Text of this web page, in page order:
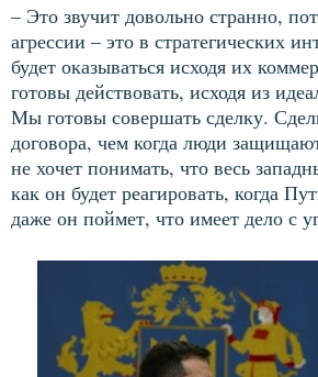
– Это звучит довольно странно,
агрессии – это в стратегических
будет оказываться исходя их
готовы действовать, исходя из
Мы готовы совершать сделку.
договора, чем когда люди
не хочет понимать, что весь
как он будет реагировать, когда
даже он поймет, что имеет дело с